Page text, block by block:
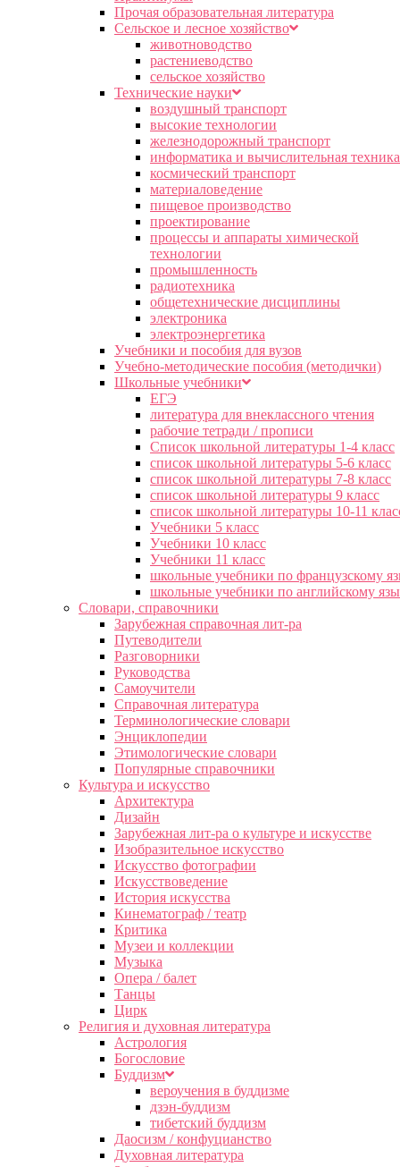
Прочая образовательная литература
Сельское и лесное хозяйство
животноводство
растениеводство
сельское хозяйство
Технические науки
воздушный транспорт
высокие технологии
железнодорожный транспорт
информатика и вычислительная техника
космический транспорт
материаловедение
пищевое производство
проектирование
процессы и аппараты химической
технологии
промышленность
радиотехника
общетехнические дисциплины
электроника
электроэнергетика
Учебники и пособия для вузов
Учебно-методические пособия (методички)
Школьные учебники
ЕГЭ
литература для внеклассного чтения
рабочие тетради / прописи
Список школьной литературы 1-4 класс
список школьной литературы 5-6 класс
список школьной литературы 7-8 класс
список школьной литературы 9 класс
список школьной литературы 10-11
Учебники 5 класс
Учебники 10 класс
Учебники 11 класс
школьные учебники по французскому
школьные учебники по английскому
Словари, справочники
Зарубежная справочная лит-ра
Путеводители
Разговорники
Руководства
Самоучители
Справочная литература
Терминологические словари
Энциклопедии
Этимологические словари
Популярные справочники
Культура и искусство
Архитектура
Дизайн
Зарубежная лит-ра о культуре и искусстве
Изобразительное искусство
Искусство фотографии
Искусствоведение
История искусства
Кинематограф / театр
Критика
Музеи и коллекции
Музыка
Опера / балет
Танцы
Цирк
Религия и духовная литература
Астрология
Богословие
Буддизм
вероучения в буддизме
дзэн-буддизм
тибетский буддизм
Даосизм / конфуцианство
Духовная литература